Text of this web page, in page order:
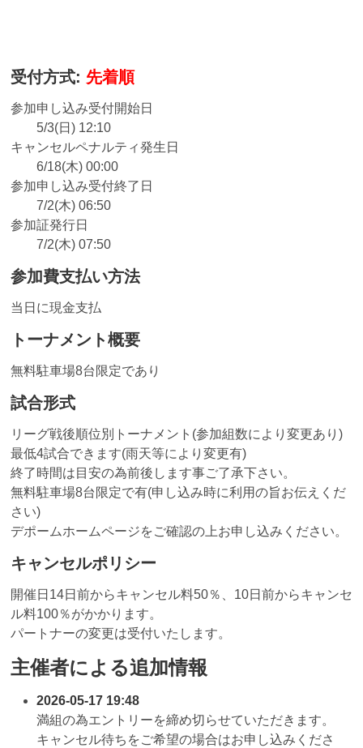
受付方式: 先着順
参加申し込み受付開始日
5/3(日) 12:10
キャンセルペナルティ発生日
6/18(木) 00:00
参加申し込み受付終了日
7/2(木) 06:50
参加証発行日
7/2(木) 07:50
参加費支払い方法
当日に現金支払
トーナメント概要
無料駐車場8台限定であり
試合形式
リーグ戦後順位別トーナメント(参加組数により変更あり)
最低4試合できます(雨天等により変更有)
終了時間は目安の為前後します事ご了承下さい。
無料駐車場8台限定で有(申し込み時に利用の旨お伝えくだ
さい)
デポームホームページをご確認の上お申し込みください。
キャンセルポリシー
開催日14日前からキャンセル料50％、10日前からキャンセ
ル料100％がかかります。
パートナーの変更は受付いたします。
主催者による追加情報
2026-05-17 19:48
満組の為エントリーを締め切らせていただきます。
キャンセル待ちをご希望の場合はお申し込みくださ